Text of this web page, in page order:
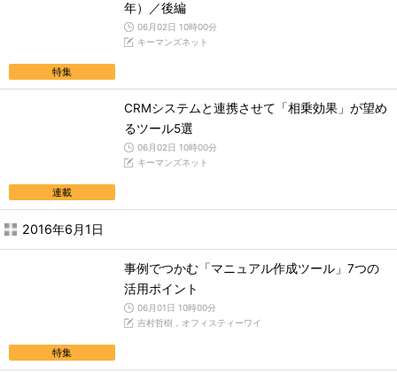
特集
年）／後編
06月02日 10時00分
キーマンズネット
連載
CRMシステムと連携させて「相乗効果」が望め
るツール5選
06月02日 10時00分
キーマンズネット
2016年6月1日
特集
事例でつかむ「マニュアル作成ツール」7つの
活用ポイント
06月01日 10時00分
吉村哲樹，オフィスティーワイ